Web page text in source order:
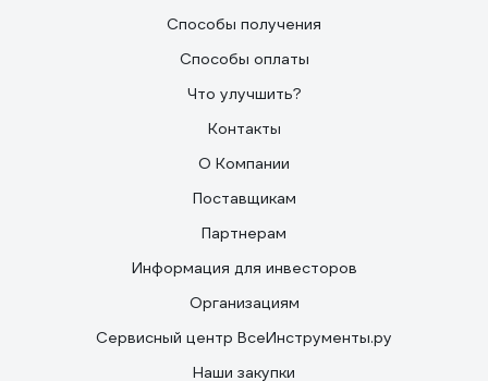
Способы получения
Способы оплаты
Что улучшить?
Контакты
О Компании
Поставщикам
Партнерам
Информация для инвесторов
Организациям
Сервисный центр ВсеИнструменты.ру
Наши закупки